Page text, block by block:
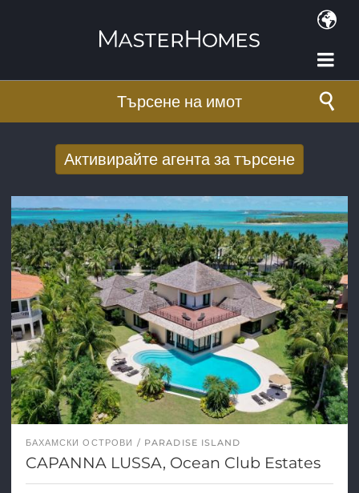
Търсене на имот
Активирайте агента за търсене
търсенето по имейл
E-mail адрес*
БАХАМСКИ ОСТРОВИ PARADISE ISLAND
CAPANNA LUSSA, Ocean Club Estates